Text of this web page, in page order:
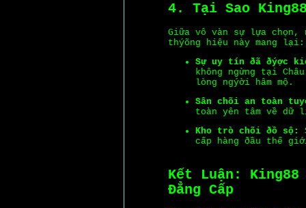
4. Tại Sao
Giữa vô vàn sự lựa
thýõng hiệu này mang lại:
Sự uy tín ðã ðýợc
không ngừng tại
lòng ngýời hâm mộ.
Sân chõi an toàn
toàn yên tâm về dữ
Kho trò chõi ðồ sộ:
cấp hàng ðầu thế
Kết Luận: King88
Ðẳng Cấp